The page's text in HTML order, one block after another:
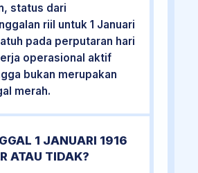
status dari
riil untuk 1 Januari
pada perputaran hari
operasional aktif
bukan merupakan
merah.
1 JANUARI 1916
ATAU TIDAK?